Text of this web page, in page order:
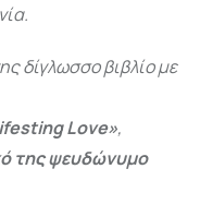
δίγλωσσο βιβλίο με
Love»,
της ψευδώνυμο